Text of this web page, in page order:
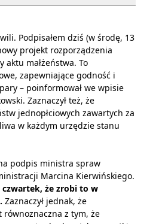
Podpisałem dziś (w środę, 13
projekt rozporządzenia
aktu małżeństwa. To
zapewniające godność i
– poinformował we wpisie
Zaznaczył też, że
jednopłciowych zawartych za
w każdym urzędzie stanu
podpis ministra spraw
Marcina Kierwińskiego.
czwartek, że zrobi to w
Zaznaczył jednak, że
z tym, że